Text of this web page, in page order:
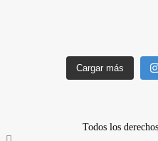
Cargar más
Todos los